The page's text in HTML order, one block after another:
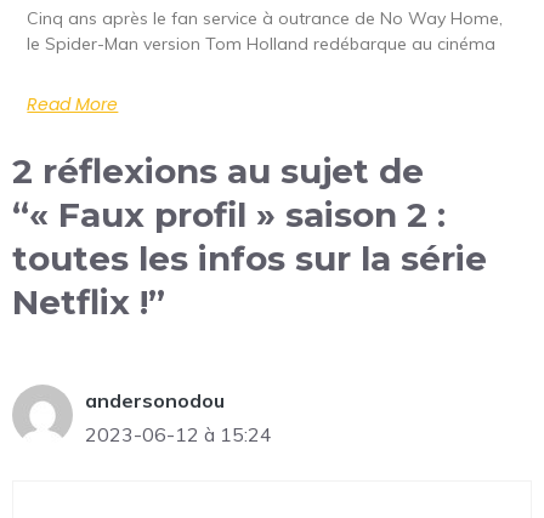
Cinq ans après le fan service à outrance de No Way Home,
le Spider-Man version Tom Holland redébarque au cinéma
Read More
2 réflexions au sujet de
“« Faux profil » saison 2 :
toutes les infos sur la série
Netflix !”
andersonodou
2023-06-12 à 15:24